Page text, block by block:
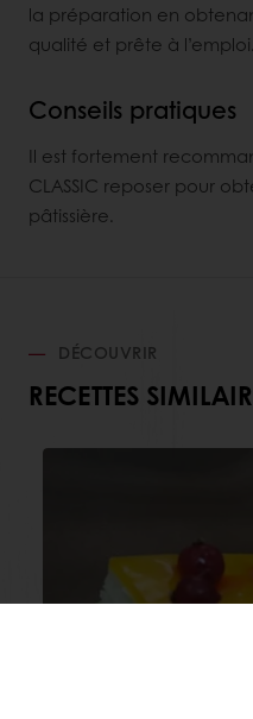
la préparation en
qualité et prête à l’emploi.
Conseils pratiques
Il est fortement
CLASSIC reposer pour
pâtissière.
DÉCOUVRIR
RECETTES